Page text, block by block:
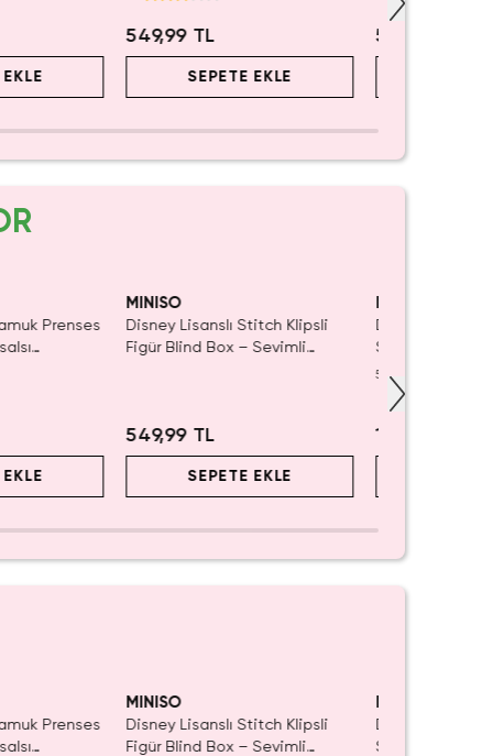
EKLE
549,99 TL
SEPETE EKLE
549,99 TL
Prenses
EKLE
MINISO
Disney Lisanslı Stitch Klipsli
Figür Blind Box – Sevimli
549,99 TL
SEPETE EKLE
Disney Lisanslı
Serisi Sürpriz
Koleksiyonluk
5.0
1.699,99 TL
Prenses
MINISO
Disney Lisanslı Stitch Klipsli
Figür Blind Box – Sevimli
Disney Lisanslı
Serisi Sürpriz